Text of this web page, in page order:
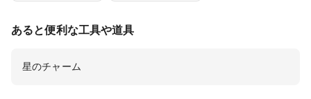
あると便利な工具や道具
星のチャーム